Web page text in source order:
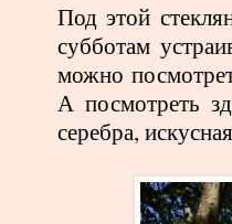
Под этой
субботам
можно
А посмотреть
серебра,